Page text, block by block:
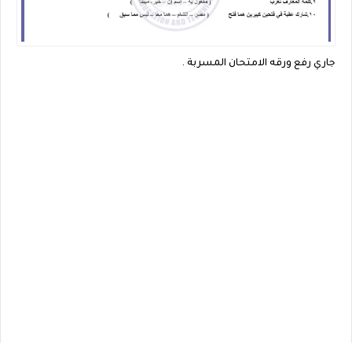
جاري رفع ورقه الامتحان المسربة .